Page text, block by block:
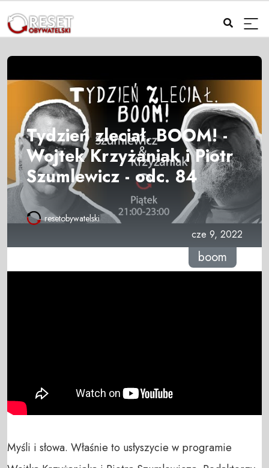
Tydzień zleciał. BOOM! -
Wojtek Krzyżaniak i Piotr
Szumlewicz - odc. 84
resetobywatelski
cze 9, 2022
boom
Myśli i słowa. Właśnie to usłyszycie w programie